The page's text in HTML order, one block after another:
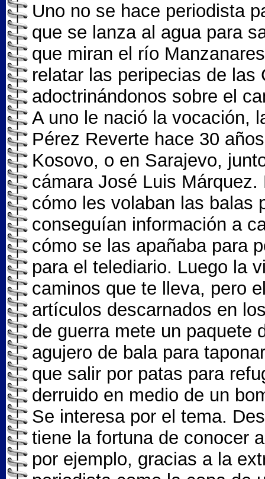
Uno no se hace periodista
que se lanza al agua para
que miran el río
relatar las peripecias de las
adoctrinándonos sobre el
A uno le nació la vocación,
Pérez Reverte hace 30
Kosovo, o en Sarajevo,
cámara José Luis
cómo les volaban las balas
conseguían información a
cómo se las apañaba para
para el telediario. Luego la
caminos que te lleva, pero
artículos descarnados en
de guerra mete un paquete
agujero de bala para
que salir por patas para
derruido en medio de un
Se interesa por el tema.
tiene la fortuna de conocer
por ejemplo, gracias a la